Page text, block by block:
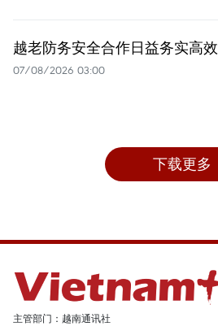
越老防务安全合作日益务实高效
07/08/2026 03:00
下载更多
主管部门：越南通讯社